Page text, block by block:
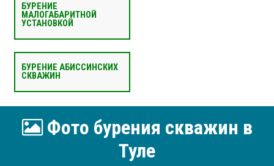
БУРЕНИЕ
МАЛОГАБАРИТНОЙ
УСТАНОВКОЙ
БУРЕНИЕ АБИССИНСКИХ
СКВАЖИН
Фото бурения скважин в
Туле